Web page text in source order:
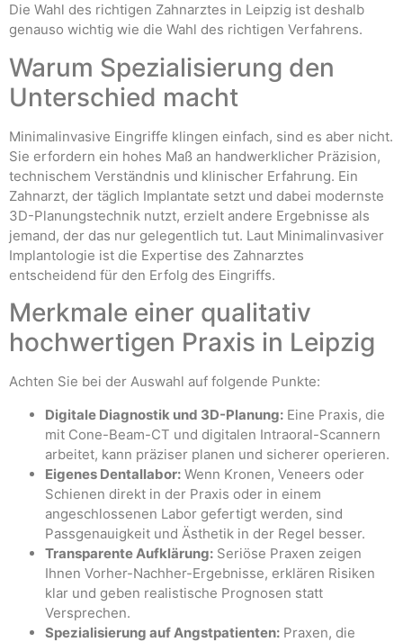
Die Wahl des richtigen Zahnarztes in Leipzig ist deshalb
genauso wichtig wie die Wahl des richtigen Verfahrens.
Warum Spezialisierung den
Unterschied macht
Minimalinvasive Eingriffe klingen einfach, sind es aber nicht.
Sie erfordern ein hohes Maß an handwerklicher Präzision,
technischem Verständnis und klinischer Erfahrung. Ein
Zahnarzt, der täglich Implantate setzt und dabei modernste
3D-Planungstechnik nutzt, erzielt andere Ergebnisse als
jemand, der das nur gelegentlich tut. Laut Minimalinvasiver
Implantologie ist die Expertise des Zahnarztes
entscheidend für den Erfolg des Eingriffs.
Merkmale einer qualitativ
hochwertigen Praxis in Leipzig
Achten Sie bei der Auswahl auf folgende Punkte:
Digitale Diagnostik und 3D-Planung: Eine Praxis, die
mit Cone-Beam-CT und digitalen Intraoral-Scannern
arbeitet, kann präziser planen und sicherer operieren.
Eigenes Dentallabor: Wenn Kronen, Veneers oder
Schienen direkt in der Praxis oder in einem
angeschlossenen Labor gefertigt werden, sind
Passgenauigkeit und Ästhetik in der Regel besser.
Transparente Aufklärung: Seriöse Praxen zeigen
Ihnen Vorher-Nachher-Ergebnisse, erklären Risiken
klar und geben realistische Prognosen statt
Versprechen.
Spezialisierung auf Angstpatienten: Praxen, die